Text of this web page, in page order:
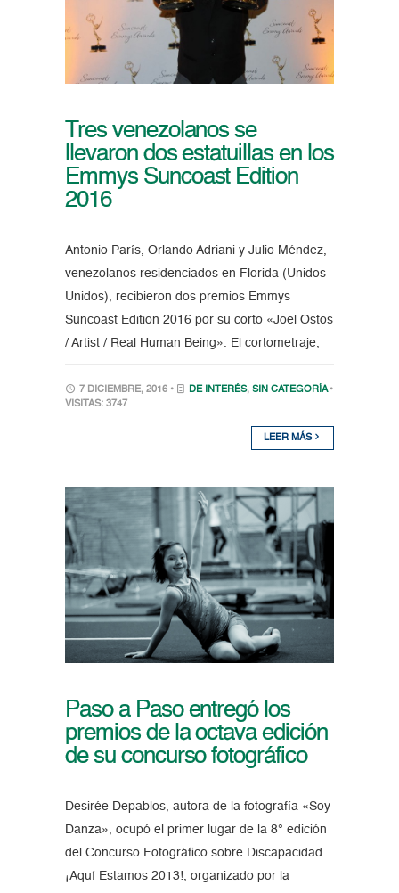
Tres venezolanos se
llevaron dos estatuillas en los
Emmys Suncoast Edition
2016
Antonio París, Orlando Adriani y Julio Méndez,
venezolanos residenciados en Florida (Unidos
Unidos), recibieron dos premios Emmys
Suncoast Edition 2016 por su corto «Joel Ostos
/ Artist / Real Human Being». El cortometraje,
7 DICIEMBRE, 2016 • DE INTERÉS, SIN CATEGORÍA •
VISITAS: 3747
LEER MÁS
Paso a Paso entregó los
premios de la octava edición
de su concurso fotográfico
Desirée Depablos, autora de la fotografía «Soy
Danza», ocupó el primer lugar de la 8° edición
del Concurso Fotográfico sobre Discapacidad
¡Aquí Estamos 2013!, organizado por la